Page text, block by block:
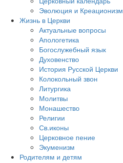
Эволюция и Креационизм
Жизнь в Церкви
Актуальные вопросы
Апологетика
Богослужебный язык
Духовенство
История Русской Церкви
Колокольный звон
Литургика
Молитвы
Монашество
Религии
Св.иконы
Церковное пение
Экуменизм
Родителям и детям